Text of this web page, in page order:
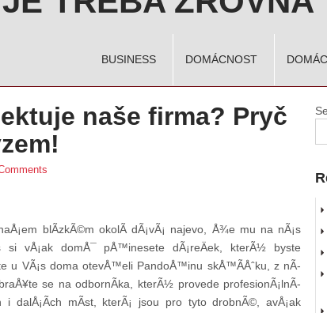
BUSINESS DOMÁCNOST
naše firma? Pryč
blÃ­zkÃ©m okolÃ­ dÃ¡vÃ¡ najevo, Å¾e mu na nÃ¡s
si vÅ¡ak domÅ¯ pÅ™inesete dÃ¡reÄek, kterÃ½ byste
u VÃ¡s doma otevÅ™eli PandoÅ™inu skÅ™Ã­Åˆku, z nÃ­
se na odbornÃ­ka, kterÃ½ provede profesionÃ¡lnÃ­
i dalÅ¡Ã­ch mÃ­st, kterÃ¡ jsou pro tyto drobnÃ©, avÅ¡ak